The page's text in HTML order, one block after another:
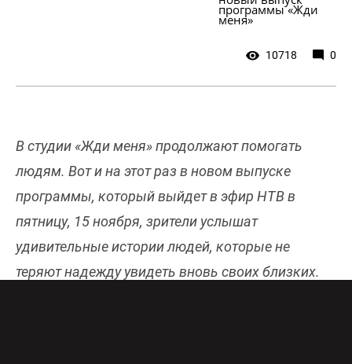
программы «Жди
меня»
10718 0
В студии «Жди меня» продолжают помогать
людям. Вот и на этот раз в новом выпуске
программы, который выйдет в эфир НТВ в
пятницу, 15 ноября, зрители услышат
удивительные истории людей, которые не
теряют надежду увидеть вновь своих близких.